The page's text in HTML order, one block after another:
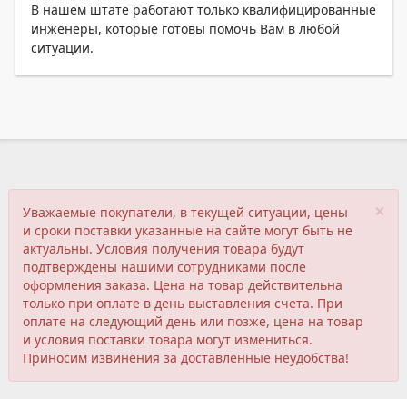
В нашем штате работают только квалифицированные
инженеры, которые готовы помочь Вам в любой
ситуации.
×
Уважаемые покупатели, в текущей ситуации, цены
и сроки поставки указанные на сайте могут быть не
актуальны. Условия получения товара будут
подтверждены нашими сотрудниками после
оформления заказа. Цена на товар действительна
только при оплате в день выставления счета. При
оплате на следующий день или позже, цена на товар
и условия поставки товара могут измениться.
Приносим извинения за доставленные неудобства!